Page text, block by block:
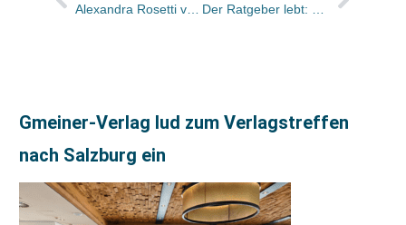
Alexandra Rosetti verlässt Kein & Aber
Gmeiner-Verlag lud zum Verlagstreffen
nach Salzburg ein